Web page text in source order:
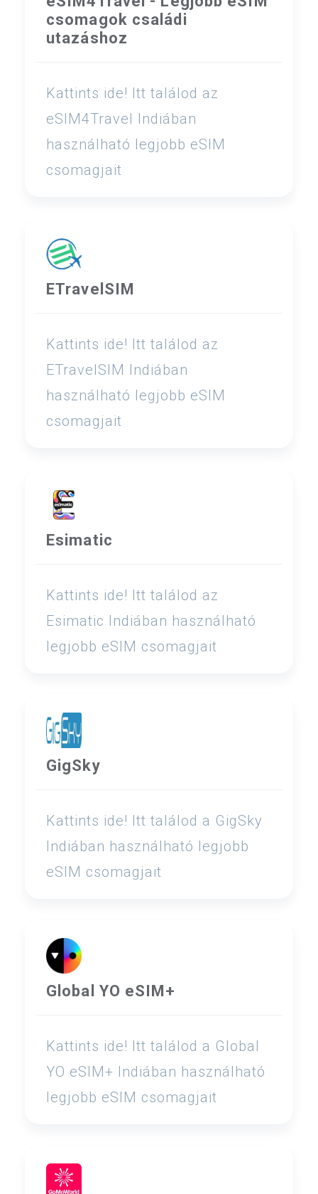
csomagok családi
utazáshoz
Kattints ide! Itt találod az
eSIM4Travel Indiában
használható legjobb eSIM
csomagjait
ETravelSIM
Kattints ide! Itt találod az
ETravelSIM Indiában
használható legjobb eSIM
csomagjait
Esimatic
Kattints ide! Itt találod az
Esimatic Indiában használható
legjobb eSIM csomagjait
GigSky
Kattints ide! Itt találod a GigSky
Indiában használható legjobb
eSIM csomagjait
Global YO eSIM+
Kattints ide! Itt találod a Global
YO eSIM+ Indiában használható
legjobb eSIM csomagjait